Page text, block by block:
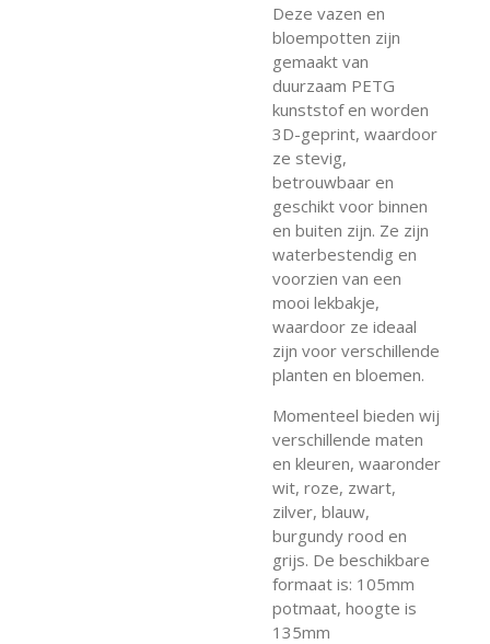
Deze vazen en
bloempotten zijn
gemaakt van
duurzaam PETG
kunststof en worden
3D-geprint, waardoor
ze stevig,
betrouwbaar en
geschikt voor binnen
en buiten zijn. Ze zijn
waterbestendig en
voorzien van een
mooi lekbakje,
waardoor ze ideaal
zijn voor verschillende
planten en bloemen.
Momenteel bieden wij
verschillende maten
en kleuren, waaronder
wit, roze, zwart,
zilver, blauw,
burgundy rood en
grijs. De beschikbare
formaat is: 105mm
potmaat, hoogte is
135mm